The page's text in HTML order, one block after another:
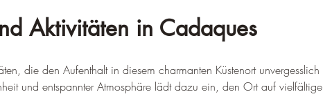
Aktivitäten in Cadaques
die den Aufenthalt in diesem charmanten Küstenort unvergesslich
und entspannter Atmosphäre lädt dazu ein, den Ort auf vielfältige